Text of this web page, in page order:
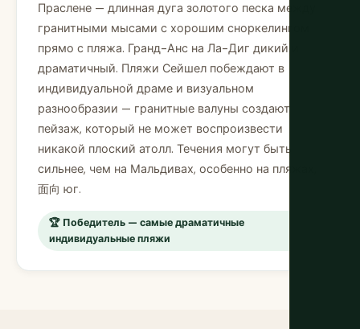
Праслене — длинная дуга золотого песка между
гранитными мысами с хорошим сноркелингом
прямо с пляжа. Гранд-Анс на Ла-Диг дикий и
драматичный. Пляжи Сейшел побеждают в
индивидуальной драме и визуальном
разнообразии — гранитные валуны создают
пейзаж, который не может воспроизвести
никакой плоский атолл. Течения могут быть
сильнее, чем на Мальдивах, особенно на пляжах,
面向 юг.
🏆 Победитель — самые драматичные
индивидуальные пляжи